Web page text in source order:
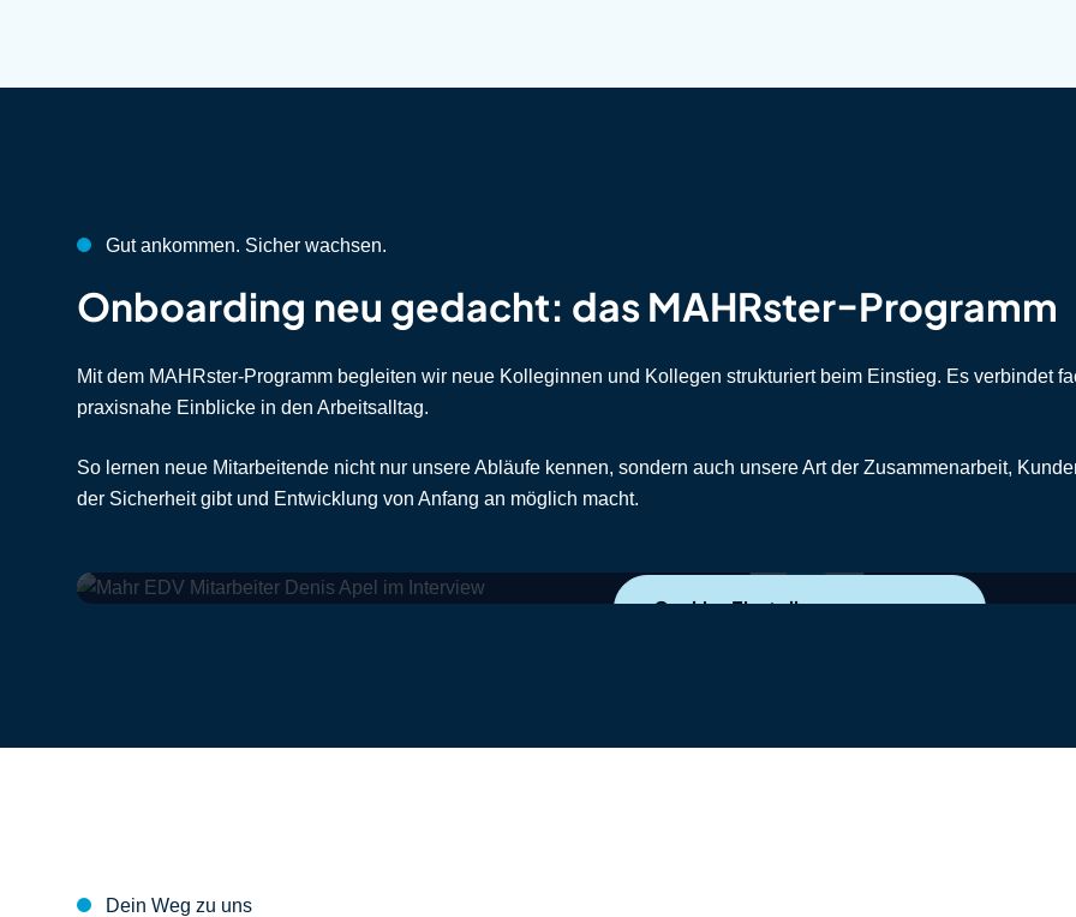
Gut ankommen. Sicher wachsen.
:
Onboarding neu gedacht: das MAHRster-Programm
Mit dem MAHRster-Programm begleiten wir neue Kolleginnen und Kollegen strukturiert beim Einstieg. Es verbindet
praxisnahe Einblicke in den Arbeitsalltag.
So lernen neue Mitarbeitende nicht nur unsere Abläufe kennen, sondern auch unsere Art der Zusammenarbeit,
der Sicherheit gibt und Entwicklung von Anfang an möglich macht.